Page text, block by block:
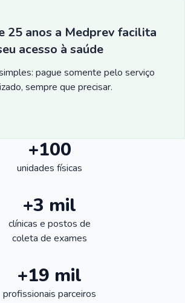
25 anos a Medprev facilita
acesso à saúde
pague somente pelo serviço
sempre que precisar.
+100
unidades físicas
+3 mil
clínicas e postos de
coleta de exames
+19 mil
profissionais parceiros